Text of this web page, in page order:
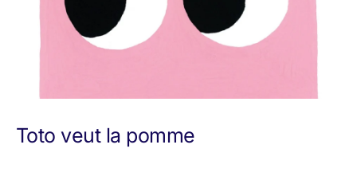
Toto veut la pomme